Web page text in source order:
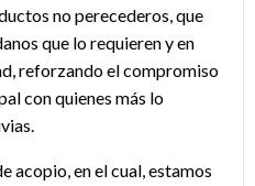
no perecederos, que
que lo requieren y en
reforzando el compromiso
con quienes más lo
acopio, en el cual, estamos